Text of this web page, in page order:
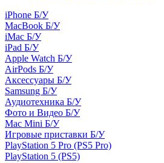
iPhone Б/У
MacBook Б/У
iMac Б/У
iPad Б/У
Apple Watch Б/У
AirPods Б/У
Аксессуары Б/У
Samsung Б/У
Аудиотехника Б/У
Фото и Видео Б/У
Mac Mini Б/У
Игровые приставки Б/У
PlayStation 5 Pro (PS5 Pro)
PlayStation 5 (PS5)